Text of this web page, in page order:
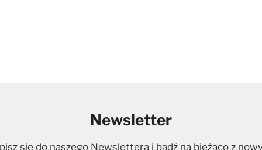
Newsletter
się do naszego Newslettera i bądź na bieżąco z